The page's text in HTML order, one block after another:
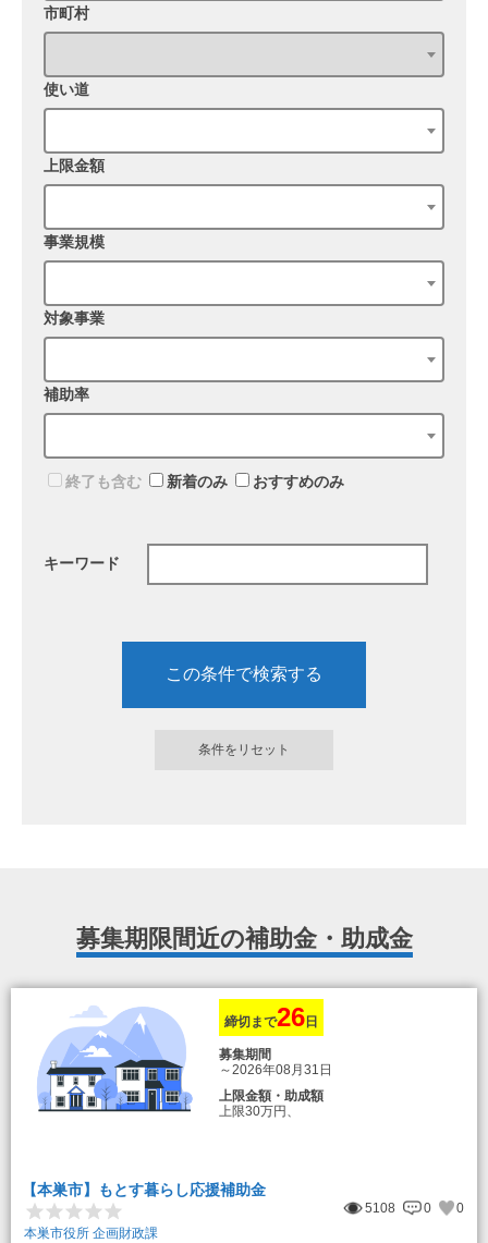
市町村
使い道
上限金額
事業規模
対象事業
補助率
終了も含む 新着のみ おすすめのみ
キーワード
募集期限間近の補助金・助成金
締切まで26日
募集期間
～2026年08月31日
上限金額・助成額
上限30万円、
【本巣市】もとす暮らし応援補助金
5108 0
0
本巣市役所 企画財政課